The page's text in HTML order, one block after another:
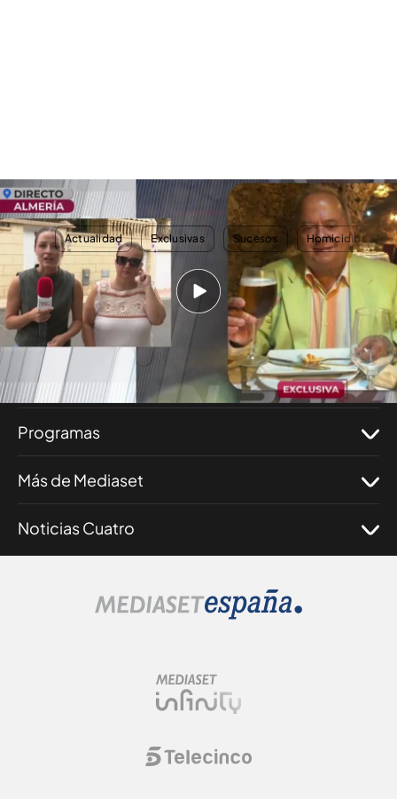
Hablamos en directo con una amiga de la víctima
TEMAS Actualidad Exclusivas Sucesos Homicidios
Nosotros
Corporativo
Programas
Más de Mediaset
Noticias Cuatro